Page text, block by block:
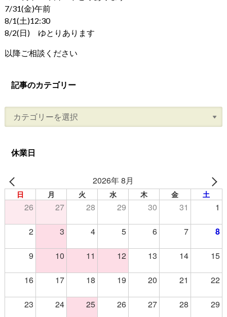
7/31(金)午前
8/1(土)12:30
8/2(日) ゆとりあります
以降ご相談ください
記事のカテゴリー
休業日
2026年 8月
日 月 火 水 木 金 土
26 27 28 29 30 31 1
2 3 4 5 6 7 8
9 10 11 12 13 14 15
16 17 18 19 20 21 22
23 24 25 26 27 28 29